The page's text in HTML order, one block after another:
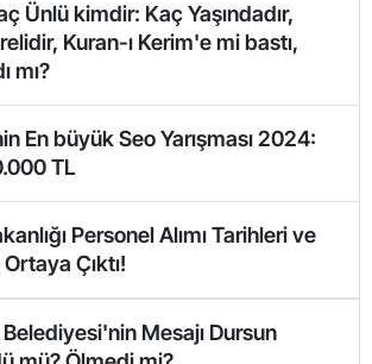
Ünlü kimdir: Kaç Yaşındadır,
Kuran-ı Kerim'e mi bastı,
mı?
En büyük Seo Yarışması 2024:
TL
Personel Alımı Tarihleri ve
Çıktı!
Mesajı Dursun